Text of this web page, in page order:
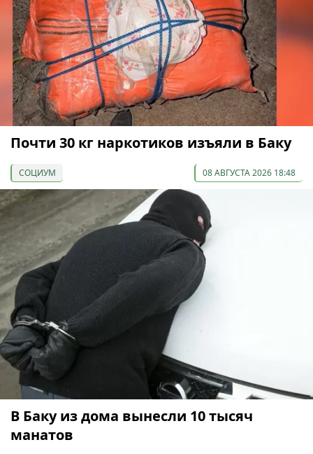
Почти 30 кг наркотиков изъяли в Баку
СОЦИУМ 08 АВГУСТА 2026 18:48
В Баку из дома вынесли 10 тысяч
манатов